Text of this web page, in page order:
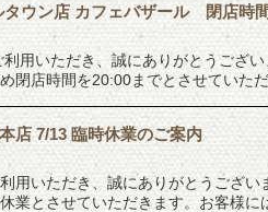
タウン店 カフェバザール 閉店時
用いただき、誠にありがとうござ
閉店時間を20:00までとさせていた
店 7/13 臨時休業のご案内
用いただき、誠にありがとうござ
業とさせていただきます。お客様に